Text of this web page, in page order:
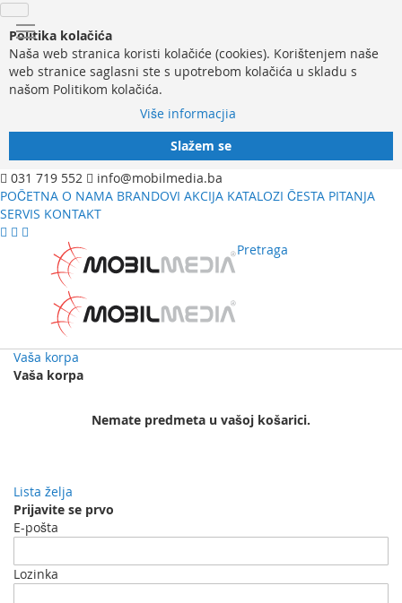
Politika kolačića
Naša web stranica koristi kolačiće (cookies). Korištenjem naše
web stranice saglasni ste s upotrebom kolačića u skladu s
našom Politikom kolačića.
Više informacjia
Slažem se
031 719 552
info@mobilmedia.ba
POČETNA O NAMA BRANDOVI AKCIJA KATALOZI ČESTA PITANJA
SERVIS KONTAKT
Pretraga
Vaša korpa
Vaša korpa
Nemate predmeta u vašoj košarici.
Lista želja
Prijavite se prvo
E-pošta
Lozinka